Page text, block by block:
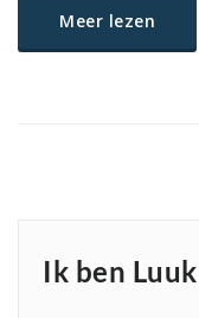
Meer lezen
Ik ben Luuk